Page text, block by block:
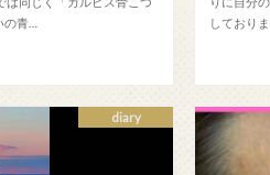
青…
しており
diary